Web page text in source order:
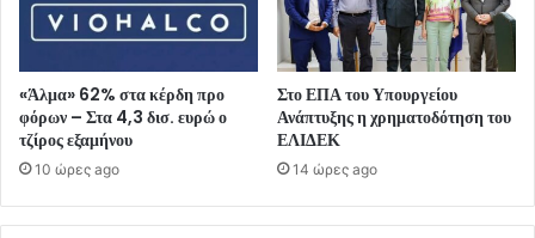
«Άλμα» 62% στα κέρδη προ
φόρων – Στα 4,3 δισ. ευρώ ο
τζίρος εξαμήνου
10 ώρες ago
Στο ΕΠΑ του Υπουργείου
Ανάπτυξης η χρηματοδότηση του
ΕΛΙΔΕΚ
14 ώρες ago